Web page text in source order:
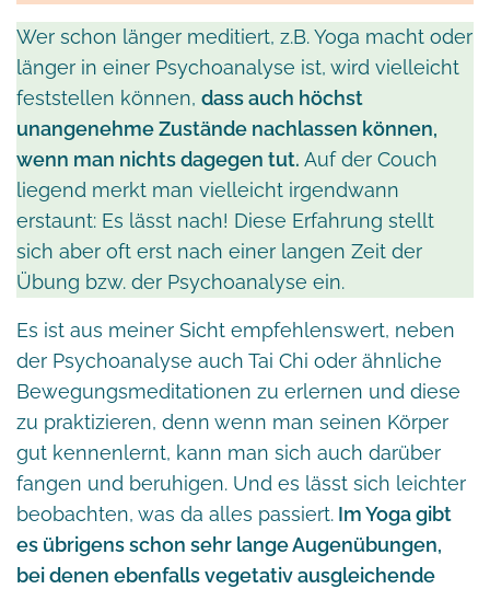
Wer schon länger meditiert, z.B. Yoga macht oder
länger in einer Psychoanalyse ist, wird vielleicht
feststellen können, dass auch höchst
unangenehme Zustände nachlassen können,
wenn man nichts dagegen tut. Auf der Couch
liegend merkt man vielleicht irgendwann
erstaunt: Es lässt nach! Diese Erfahrung stellt
sich aber oft erst nach einer langen Zeit der
Übung bzw. der Psychoanalyse ein.
Es ist aus meiner Sicht empfehlenswert, neben
der Psychoanalyse auch Tai Chi oder ähnliche
Bewegungsmeditationen zu erlernen und diese
zu praktizieren, denn wenn man seinen Körper
gut kennenlernt, kann man sich auch darüber
fangen und beruhigen. Und es lässt sich leichter
beobachten, was da alles passiert. Im Yoga gibt
es übrigens schon sehr lange Augenübungen,
bei denen ebenfalls vegetativ ausgleichende